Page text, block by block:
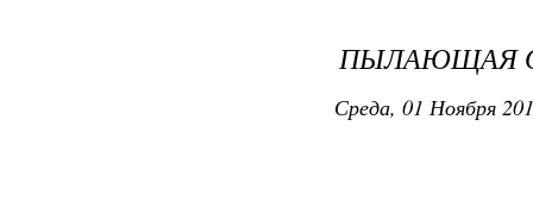
ПЫЛАЮЩАЯ
Среда, 01 Ноября